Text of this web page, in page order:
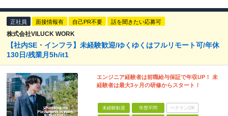
正社員 面接情報有 自己PR不要 話を聞きたい応募可
株式会社VILUCK WORK
【社内SE・インフラ】未経験歓迎/ゆくゆくはフルリモート可/年休
130日/残業月5h/it1
エンジニア経験者は前職給与保証で年収UP！ 未
経験者は最大3ヶ月の研修からスタート！
未経験歓迎 学歴不問 ベテランOK